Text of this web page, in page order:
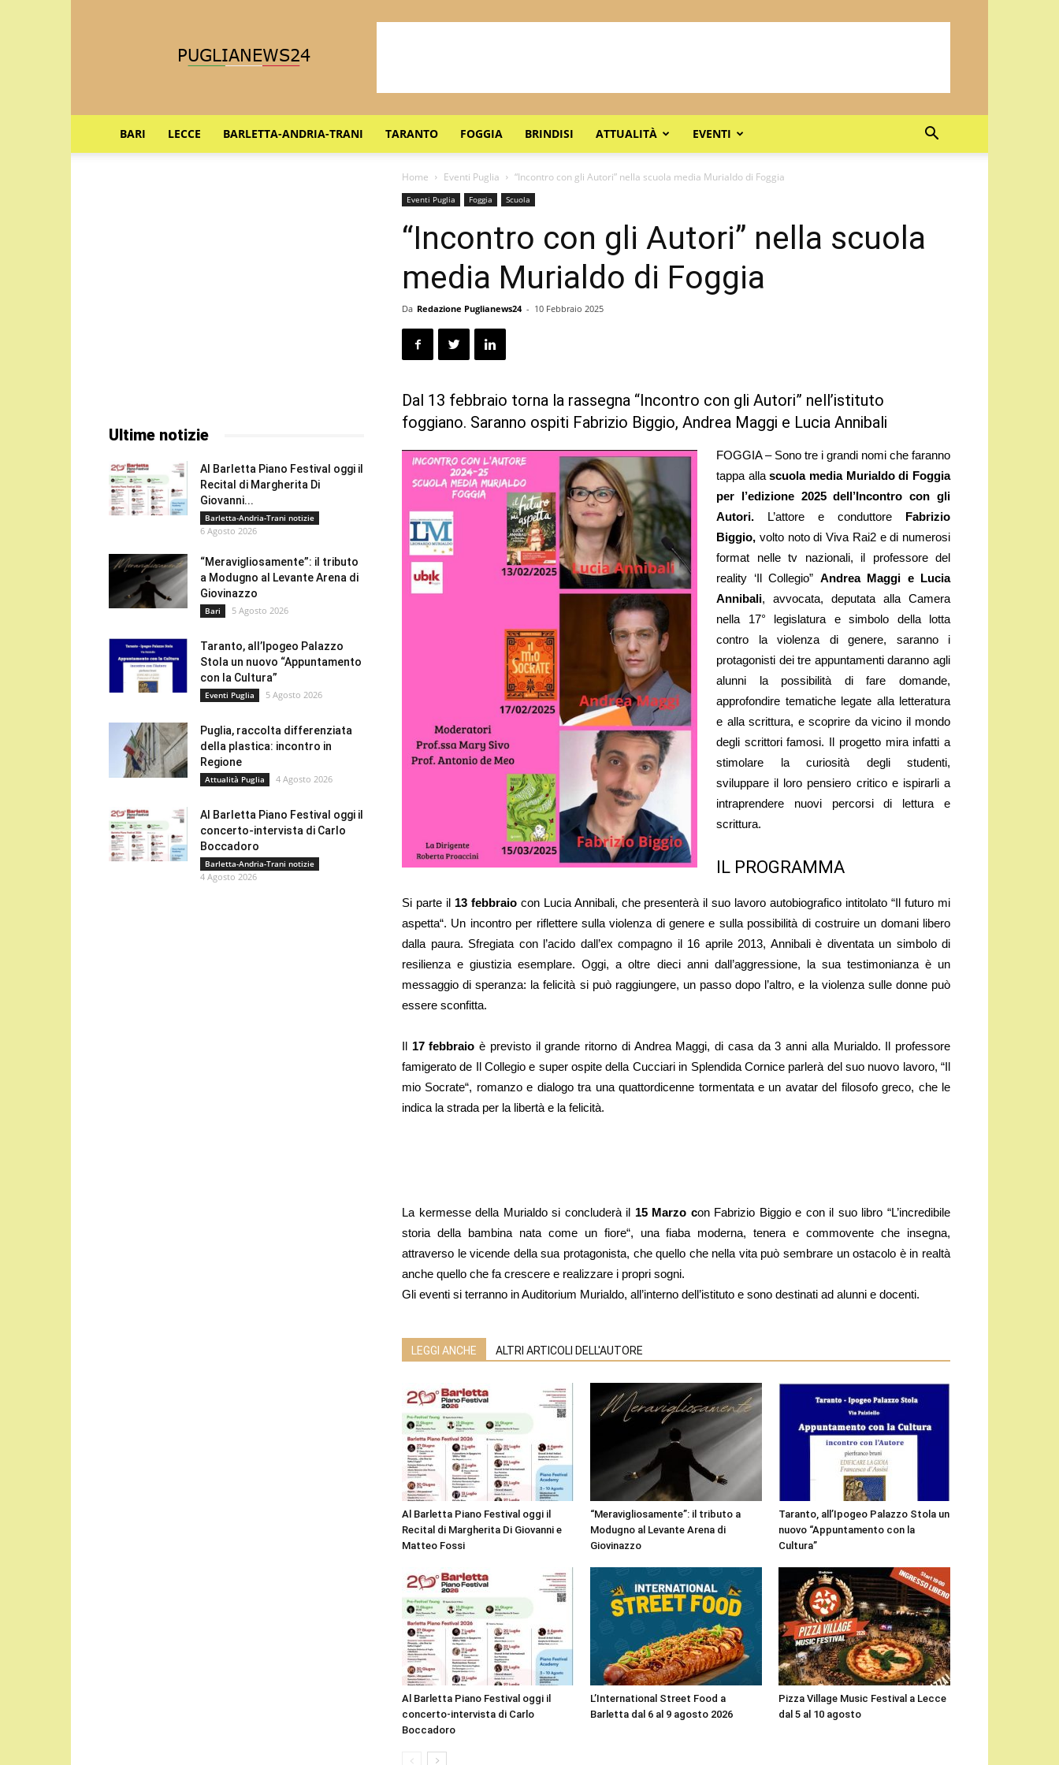
BARI LECCE BARLETTA-ANDRIA-TRANI TARANTO FOGGIA BRINDISI ATTUALITÀ EVENTI
Home Eventi Puglia “Incontro con gli Autori” nella scuola media Murialdo di Foggia
Eventi Puglia Foggia Scuola
“Incontro con gli Autori” nella scuola
media Murialdo di Foggia
Da Redazione Puglianews24 - 10 Febbraio 2025
Dal 13 febbraio torna la rassegna “Incontro con gli Autori” nell’istituto
foggiano. Saranno ospiti Fabrizio Biggio, Andrea Maggi e Lucia Annibali
FOGGIA – Sono tre i grandi nomi che faranno
tappa allascuola media Murialdo di Foggia
per l’edizione 2025 dell’Incontro con gli
Autori. L’attore e conduttore Fabrizio
Biggio, volto noto di Viva Rai2 e di numerosi
format nelle tv nazionali, il professore del
reality ‘Il Collegio” Andrea Maggi e Lucia
Annibali, avvocata, deputata alla Camera
nella 17° legislatura e simbolo della lotta
contro la violenza di genere, saranno i
protagonisti dei tre appuntamenti daranno agli
alunni la possibilità di fare domande,
approfondire tematiche legate alla letteratura
e alla scrittura, e scoprire da vicino il mondo
degli scrittori famosi. Il progetto mira infatti a
stimolare la curiosità degli studenti,
sviluppare il loro pensiero critico e ispirarli a
intraprendere nuovi percorsi di lettura e
scrittura.
IL PROGRAMMA
Si parte il 13 febbraiocon Lucia Annibali, che presenterà il suo lavoro autobiografico intitolato “Il futuro mi
aspetta“. Un incontro per riflettere sulla violenza di genere e sulla possibilità di costruire un domani libero
dalla paura. Sfregiata con l’acido dall’ex compagno il 16 aprile 2013, Annibali è diventata un simbolo di
resilienza e giustizia esemplare. Oggi, a oltre dieci anni dall’aggressione, la sua testimonianza è un
messaggio di speranza: la felicità si può raggiungere, un passo dopo l’altro, e la violenza sulle donne può
essere sconfitta.
Il 17 febbraio è previsto il grande ritorno di Andrea Maggi, di casa da 3 anni alla Murialdo. Il professore
famigerato de Il Collegio e super ospite della Cucciari in Splendida Cornice parlerà del suo nuovo lavoro, “Il
mio Socrate“, romanzo e dialogo tra una quattordicenne tormentata e un avatar del filosofo greco, che le
indica la strada per la libertà e la felicità.
La kermesse della Murialdo si concluderà il 15 Marzo con Fabrizio Biggio e con il suo libro “L’incredibile
storia della bambina nata come un fiore“, una fiaba moderna, tenera e commovente che insegna,
attraverso le vicende della sua protagonista, che quello che nella vita può sembrare un ostacolo è in realtà
anche quello che fa crescere e realizzare i propri sogni.
Gli eventi si terranno in Auditorium Murialdo, all’interno dell’istituto e sono destinati ad alunni e docenti.
LEGGI ANCHE ALTRI ARTICOLI DELL'AUTORE
Al Barletta Piano Festival oggi il
Recital di Margherita Di Giovanni e
Matteo Fossi
“Meravigliosamente”: il tributo a
Modugno al Levante Arena di
Giovinazzo
Taranto, all’Ipogeo Palazzo Stola un
nuovo “Appuntamento con la
Cultura”
Al Barletta Piano Festival oggi il
concerto-intervista di Carlo
Boccadoro
L’International Street Food a
Barletta dal 6 al 9 agosto 2026
Pizza Village Music Festival a Lecce
dal 5 al 10 agosto
Ultime notizie
Al Barletta Piano Festival oggi il
Recital di Margherita Di
Giovanni...
Barletta-Andria-Trani notizie
6 Agosto 2026
“Meravigliosamente”: il tributo
a Modugno al Levante Arena di
Giovinazzo
Bari 5 Agosto 2026
Taranto, all’Ipogeo Palazzo
Stola un nuovo “Appuntamento
con la Cultura”
Eventi Puglia 5 Agosto 2026
Puglia, raccolta differenziata
della plastica: incontro in
Regione
Attualità Puglia 4 Agosto 2026
Al Barletta Piano Festival oggi il
concerto-intervista di Carlo
Boccadoro
Barletta-Andria-Trani notizie
4 Agosto 2026